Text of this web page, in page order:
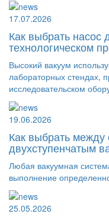
17.07.2026
Как выбрать насос
технологическом
Высокий вакуум
лабораторных стендах,
исследовательском
19.06.2026
Как выбрать между
двухступенчатым
Любая вакуумная
выполнение
25.05.2026